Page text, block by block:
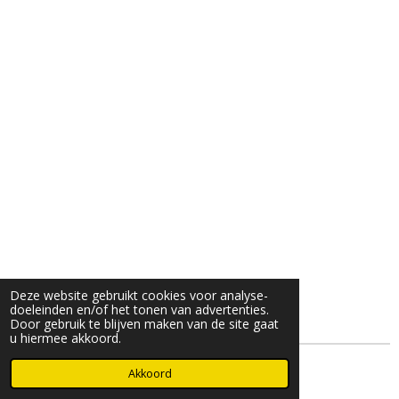
Deze website gebruikt cookies voor analyse-
doeleinden en/of het tonen van advertenties.
Door gebruik te blijven maken van de site gaat
u hiermee akkoord.
Akkoord
© 2025- 2026 Djöz mode